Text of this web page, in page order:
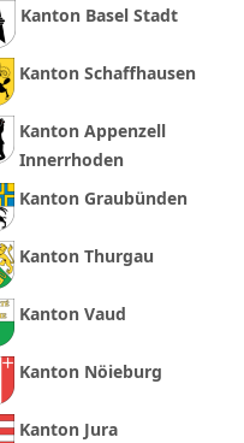
Kanton Basel Stadt
Kanton Schaffhausen
Kanton Appenzell
Innerrhoden
Kanton Graubünden
Kanton Thurgau
Kanton Vaud
Kanton Nöieburg
Kanton Jura